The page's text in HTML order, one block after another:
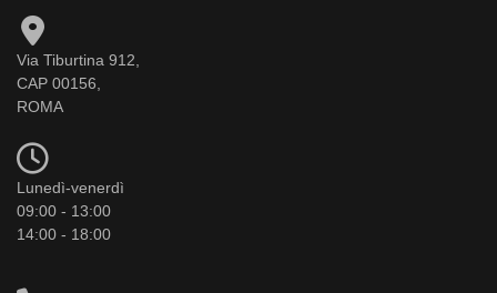
Via Tiburtina 912,
CAP 00156,
ROMA
Lunedì-venerdì
09:00 - 13:00
14:00 - 18:00